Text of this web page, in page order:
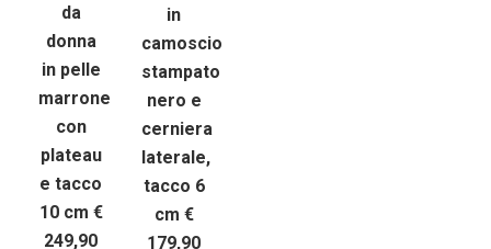
da
donna
in pelle
marrone
con
plateau
e tacco
10 cm €
249,90
in
camoscio
stampato
nero e
cerniera
laterale,
tacco 6
cm €
179,90